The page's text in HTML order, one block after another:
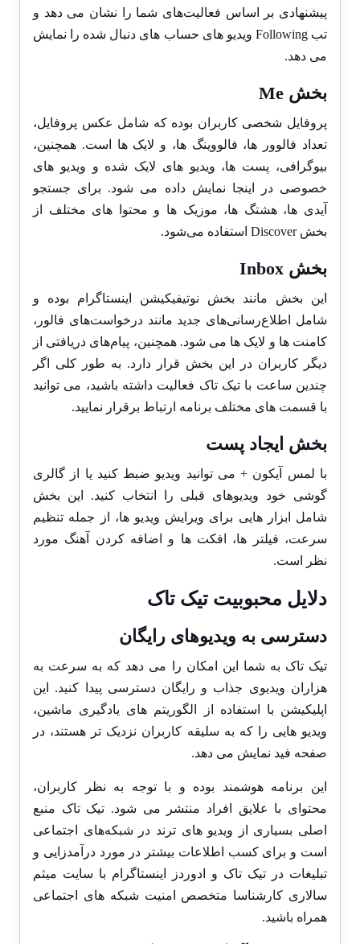
پیشنهادی بر اساس فعالیت‌های شما را نشان می ‌دهد و
تب Following ویدیو های حساب ‌های دنبال ‌شده را نمایش
می‌ دهد.
بخش Me
پروفایل شخصی کاربران بوده که شامل عکس پروفایل،
تعداد فالوور ها، فالووینگ ‌ها، و لایک ‌ها است. همچنین،
بیوگرافی، پست ‌ها، ویدیو های لایک شده و ویدیو های
خصوصی در اینجا نمایش داده می ‌شود. برای جستجو
آیدی ‌ها، هشتگ ‌ها، موزیک ‌ها و محتوا های مختلف از
بخش Discover استفاده می‌شود.
بخش Inbox
این بخش مانند بخش نوتیفیکیشن اینستاگرام بوده و
شامل اطلاع‌رسانی‌های جدید مانند درخواست‌های فالور،
کامنت ‌ها و لایک ‌ها می‌ شود. همچنین، پیام‌های دریافتی از
دیگر کاربران در این بخش قرار دارد. به طور کلی اگر
چندین ساعت با تیک تاک فعالیت داشته باشید، می توانید
با قسمت های مختلف برنامه ارتباط برقرار نمایید.
بخش ایجاد پست
با لمس آیکون + می ‌توانید ویدیو ضبط کنید یا از گالری
گوشی خود ویدیوهای قبلی را انتخاب کنید. این بخش
شامل ابزار هایی برای ویرایش ویدیو ها، از جمله تنظیم
سرعت، فیلتر ها، افکت‌ ها و اضافه کردن آهنگ مورد
نظر است.
دلایل محبوبیت تیک تاک
دسترسی به ویدیوهای رایگان
تیک تاک به شما این امکان را می ‌دهد که به ‌سرعت به
هزاران ویدیوی جذاب و رایگان دسترسی پیدا کنید. این
اپلیکیشن با استفاده از الگوریتم ‌های یادگیری ماشین،
ویدیو هایی را که به سلیقه کاربران نزدیک‌ تر هستند، در
صفحه فید نمایش می‌ دهد.
این برنامه هوشمند بوده و با توجه به نظر کاربران،
محتوای با علایق افراد منتشر می شود. تیک تاک منبع
اصلی بسیاری از ویدیو های ترند در شبکه‌های اجتماعی
است و برای کسب اطلاعات بیشتر در مورد درآمدزایی و
تبلیغات در تیک تاک و
ادوردز اینستاگرام با سایت میثم
سالاری کارشناسا متخصص امنیت شبکه های اجتماعی
همراه باشید.